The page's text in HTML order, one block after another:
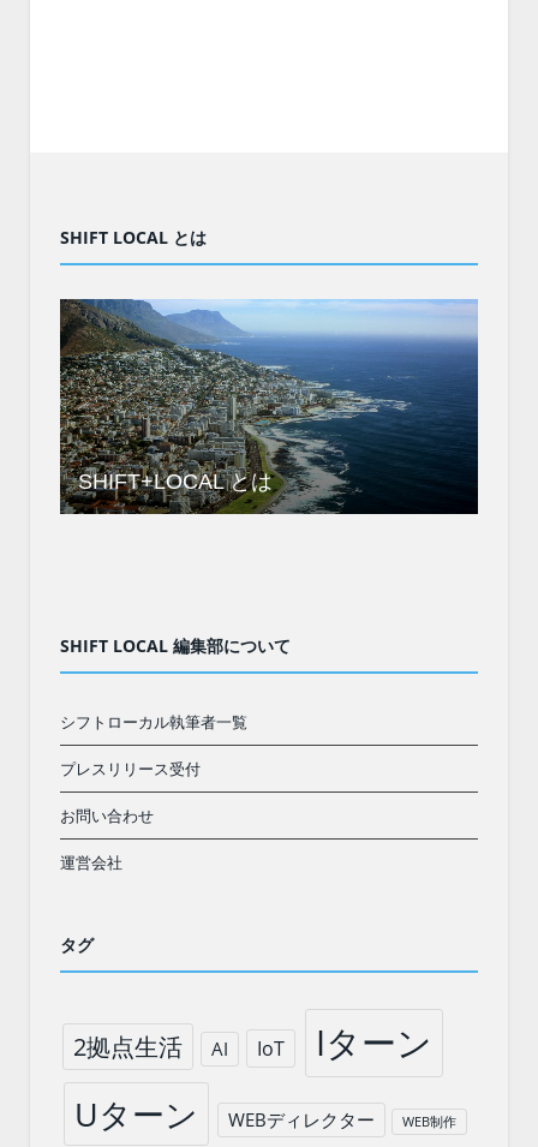
SHIFT LOCAL とは
SHIFT+LOCAL とは
SHIFT LOCAL 編集部について
シフトローカル執筆者一覧
プレスリリース受付
お問い合わせ
運営会社
タグ
2拠点生活 AI IoT Iターン
Uターン WEBディレクター WEB制作